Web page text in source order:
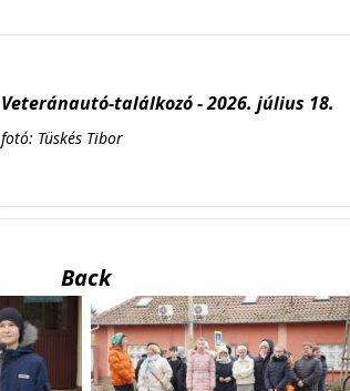
Veteránautó-találkozó - 2026. július 18.
fotó: Tüskés Tibor
Back